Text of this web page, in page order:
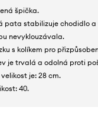
špička.
pata stabilizuje chodidlo a
nevyklouzávala.
s kolíkem pro
je trvalá a odolná proti
je: 28 cm.
40.